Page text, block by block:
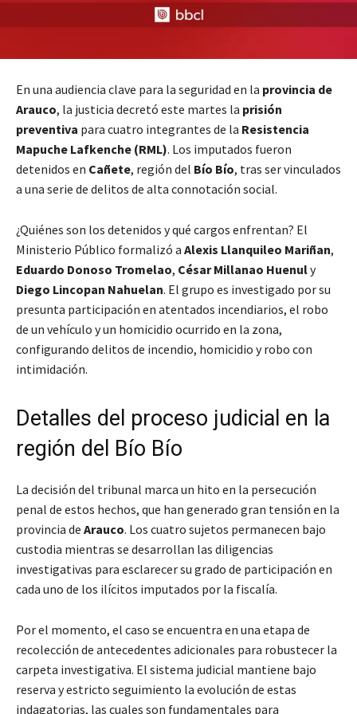
En una audiencia clave para la seguridad en la provincia de
Arauco, la justicia decretó este martes la prisión
preventiva para cuatro integrantes de la Resistencia
Mapuche Lafkenche (RML). Los imputados fueron
detenidos en Cañete, región del Bío Bío, tras ser vinculados
a una serie de delitos de alta connotación social.
¿Quiénes son los detenidos y qué cargos enfrentan? El
Ministerio Público formalizó a Alexis Llanquileo Mariñan,
Eduardo Donoso Tromelao, César Millanao Huenuly
Diego Lincopan Nahuelan. El grupo es investigado por su
presunta participación en atentados incendiarios, el robo
de un vehículo y un homicidio ocurrido en la zona,
configurando delitos de incendio, homicidio y robo con
intimidación.
Detalles del proceso judicial en la
región del Bío Bío
La decisión del tribunal marca un hito en la persecución
penal de estos hechos, que han generado gran tensión en la
provincia de Arauco. Los cuatro sujetos permanecen bajo
custodia mientras se desarrollan las diligencias
investigativas para esclarecer su grado de participación en
cada uno de los ilícitos imputados por la fiscalía.
Por el momento, el caso se encuentra en una etapa de
recolección de antecedentes adicionales para robustecer la
carpeta investigativa. El sistema judicial mantiene bajo
reserva y estricto seguimiento la evolución de estas
indagatorias, las cuales son fundamentales para